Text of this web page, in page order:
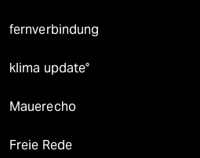
fernverbindung
klima update°
Mauerecho
Freie Rede